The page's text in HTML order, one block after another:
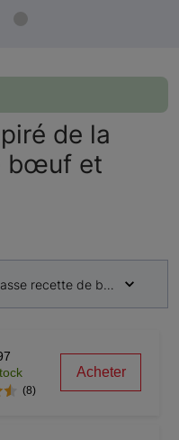
de la
bœuf et
de la chasse recette de bœuf et
(8)
Acheter